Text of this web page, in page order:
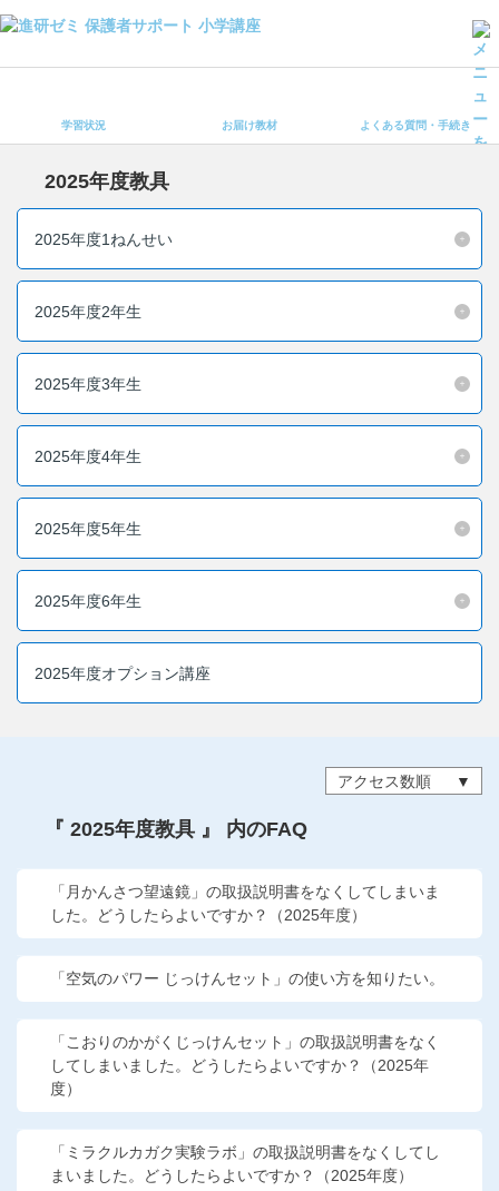
よくある質問・手続き
会員ページへログイン
よくある質問・お問い合わせ
お問い合わせ窓口
他の講座のよくある質問・手続きはこちら
こどもちゃれんじ
進研ゼミ 中学講座 中高一貫
進研ゼミ小学講座のご紹介はこちら
学習状況 お届け教材 よくある質問・手続き
2025年度教具
2025年度1ねんせい
2025年度2年生
2025年度3年生
2025年度4年生
2025年度5年生
2025年度6年生
2025年度オプション講座
アクセス数順
『 2025年度教具 』 内のFAQ
「月かんさつ望遠鏡」の取扱説明書をなくしてしまいま
した。どうしたらよいですか？（2025年度）
「空気のパワー じっけんセット」の使い方を知りたい。
「こおりのかがくじっけんセット」の取扱説明書をなく
してしまいました。どうしたらよいですか？（2025年
度）
「ミラクルカガク実験ラボ」の取扱説明書をなくしてし
まいました。どうしたらよいですか？（2025年度）